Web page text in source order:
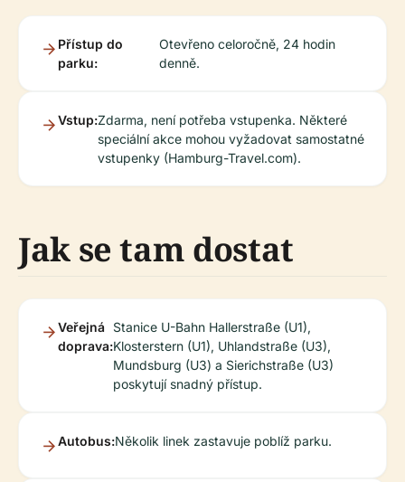
Přístup do
parku:
Otevřeno celoročně, 24 hodin
denně.
Vstup:Zdarma, není potřeba vstupenka. Některé
speciální akce mohou vyžadovat samostatné
vstupenky (Hamburg-Travel.com).
Jak se tam dostat
Veřejná
doprava:
Stanice U-Bahn Hallerstraße (U1),
Klosterstern (U1), Uhlandstraße (U3),
Mundsburg (U3) a Sierichstraße (U3)
poskytují snadný přístup.
Autobus:Několik linek zastavuje poblíž parku.